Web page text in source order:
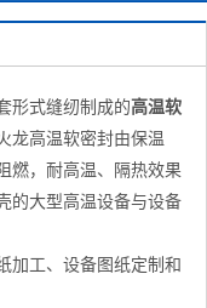
形式缝纫制成的高温软
龙高温软密封由保温
燃，耐高温、隔热效果
的大型高温设备与设备
加工、设备图纸定制和